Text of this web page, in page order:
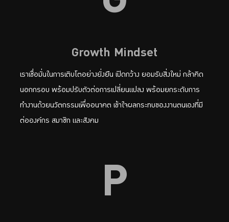
Growth Mindset
เราเชื่อมั่นในการเติบโตอย่างยั่งยืน เปิดกว้าง ยอมรับสิ่งใหม่ กล้าคิด
นอกกรอบ พร้อมปรับตัวต่อการเปลี่ยนแปลง พร้อมยกระดับการ
ทำงานด้วยนวัตกรรมเพื่ออนาคต เข้าใจผลกระทบของงานตนเองที่มี
ต่อองค์กร สมาชิก และสังคม
P